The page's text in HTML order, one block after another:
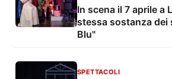
In scena il 7 aprile a
stessa sostanza dei
Blu"
SPETTACOLI